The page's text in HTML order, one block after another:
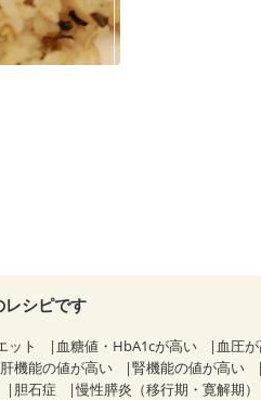
レシピです
ット 血糖値・HbA1cが高い 血圧
肝機能の値が高い 腎機能の値が高い
胆石症 慢性膵炎（移行期・寛解期）